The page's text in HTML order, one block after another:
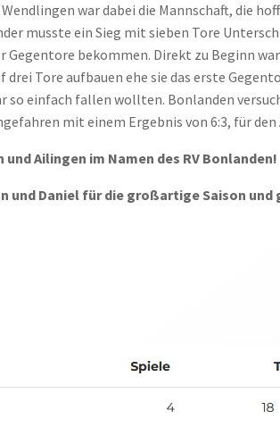
war dabei die Mannschaft, die
musste ein Sieg mit sieben Tore
Gegentore bekommen. Direkt zu Beginn
Tore aufbauen ehe sie das erste
so einfach fallen wollten. Bonlanden
mit einem Ergebnis von 6:3, für
Ailingen im Namen des RV Bonlanden!
und Daniel für die großartige Saison